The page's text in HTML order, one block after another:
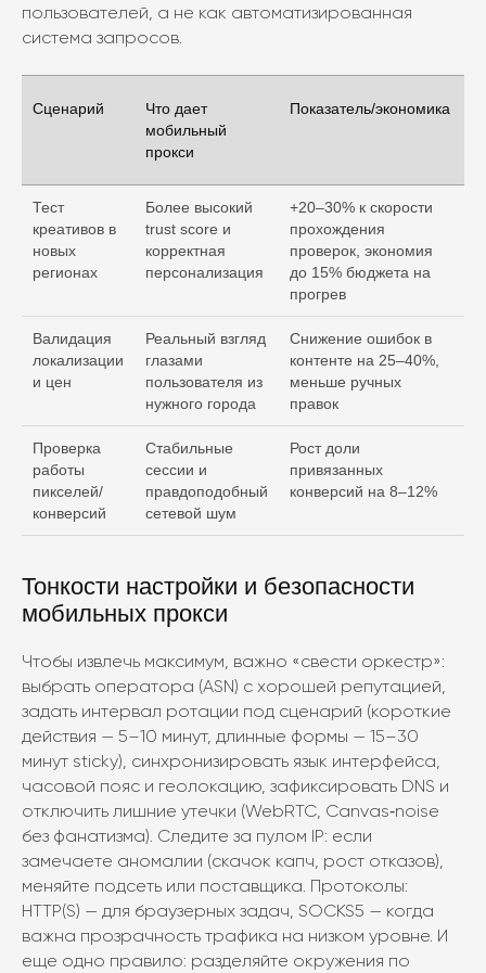
пользователей, а не как автоматизированная
система запросов.
Сценарий
Что дает
мобильный
прокси
Показатель/экономика
Тест
креативов в
новых
регионах
Более высокий
trust score и
корректная
персонализация
+20–30% к скорости
прохождения
проверок, экономия
до 15% бюджета на
прогрев
Валидация
локализации
и цен
Реальный взгляд
глазами
пользователя из
нужного города
Снижение ошибок в
контенте на 25–40%,
меньше ручных
правок
Проверка
работы
пикселей/
конверсий
Стабильные
сессии и
правдоподобный
сетевой шум
Рост доли
привязанных
конверсий на 8–12%
Тонкости настройки и безопасности
мобильных прокси
Чтобы извлечь максимум, важно «свести оркестр»:
выбрать оператора (ASN) с хорошей репутацией,
задать интервал ротации под сценарий (короткие
действия — 5–10 минут, длинные формы — 15–30
минут sticky), синхронизировать язык интерфейса,
часовой пояс и геолокацию, зафиксировать DNS и
отключить лишние утечки (WebRTC, Canvas‑noise
без фанатизма). Следите за пулом IP: если
замечаете аномалии (скачок капч, рост отказов),
меняйте подсеть или поставщика. Протоколы:
HTTP(S) — для браузерных задач, SOCKS5 — когда
важна прозрачность трафика на низком уровне. И
еще одно правило: разделяйте окружения по